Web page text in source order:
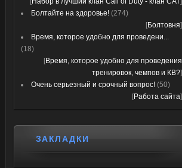
Болтайте на здоровье! (274)
[Болтовня]
Время, которое удобно для проведени...
(18)
[Время, которое удобно для проведения
тренировок, чемпов и КВ?]
Очень серьезный и срочный вопрос! (50)
[Работа сайта]
ЗАКЛАДКИ